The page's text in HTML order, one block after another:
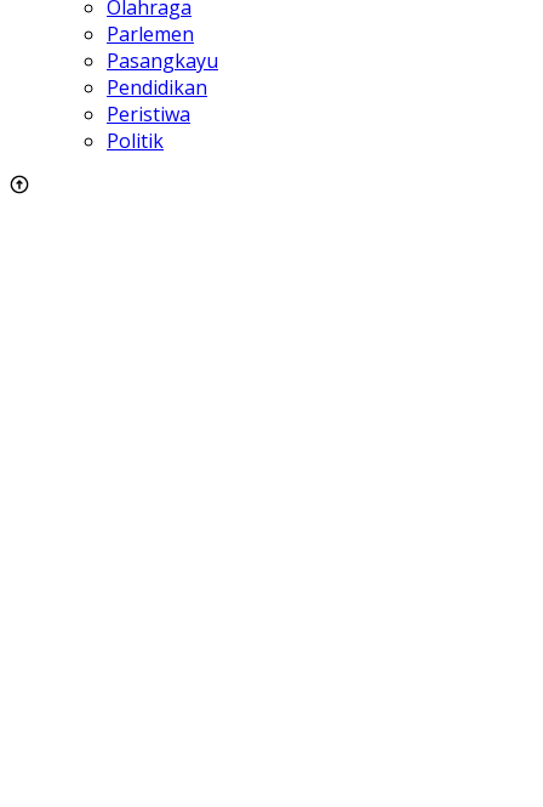
Olahraga
Parlemen
Pasangkayu
Pendidikan
Peristiwa
Politik